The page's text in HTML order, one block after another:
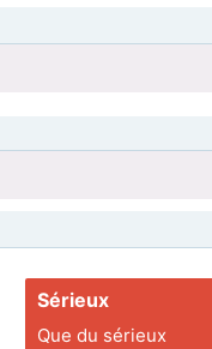
Sérieux
Que du sérieux